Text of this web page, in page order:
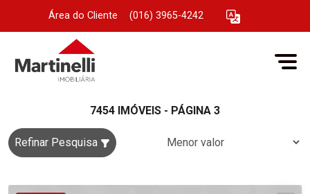
Área do Cliente (016) 3965-4242
7454 IMÓVEIS - PÁGINA 3
Refinar Pesquisa